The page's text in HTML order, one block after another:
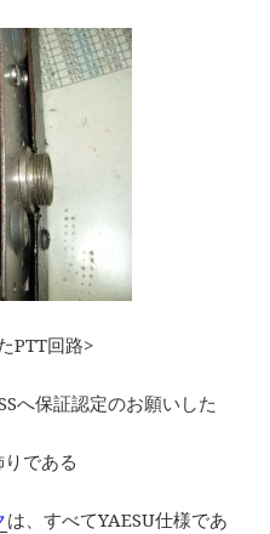
PTT回路>
へ保証認定のお願いした
である
は、すべてYAESU仕様であ